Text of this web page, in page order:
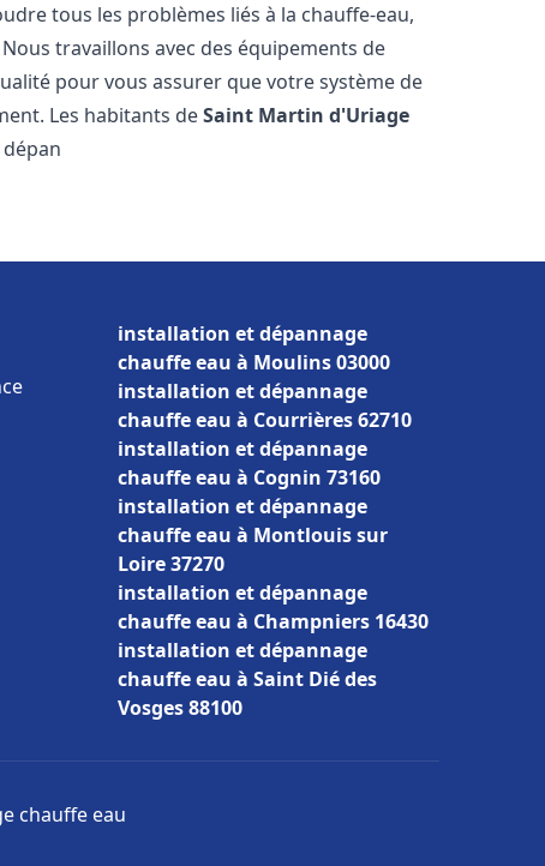
tous les problèmes liés à la chauffe-eau,
travaillons avec des équipements de
pour vous assurer que votre système de
Les habitants deSaint Martin d'Uriage
installation et dépannage
chauffe eau à Moulins 03000
installation et dépannage
chauffe eau à Courrières 62710
installation et dépannage
chauffe eau à Cognin 73160
installation et dépannage
chauffe eau à Montlouis sur
Loire 37270
installation et dépannage
chauffe eau à Champniers 16430
installation et dépannage
chauffe eau à Saint Dié des
Vosges 88100
chauffe eau